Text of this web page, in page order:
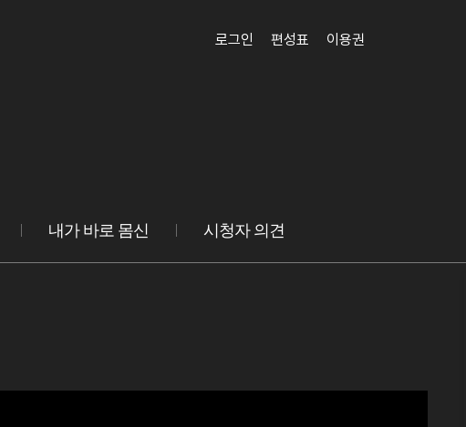
로그인 편성표 이용권
내가 바로 몸신 시청자 의견